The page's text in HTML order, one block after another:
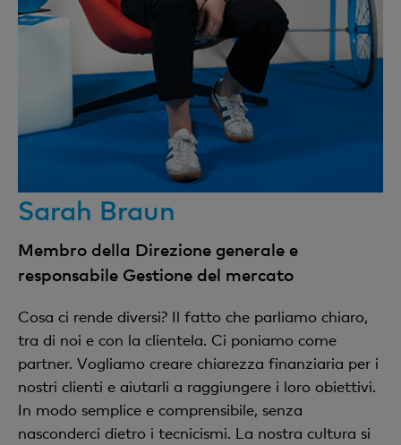
Sarah Braun
Membro della Direzione generale e
responsabile Gestione del mercato
Cosa ci rende diversi? Il fatto che parliamo chiaro,
tra di noi e con la clientela. Ci poniamo come
partner. Vogliamo creare chiarezza finanziaria per i
nostri clienti e aiutarli a raggiungere i loro obiettivi.
In modo semplice e comprensibile, senza
nasconderci dietro i tecnicismi. La nostra cultura si